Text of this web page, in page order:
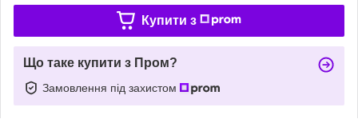
Купити з
Що таке купити з Пром?
Замовлення під захистом